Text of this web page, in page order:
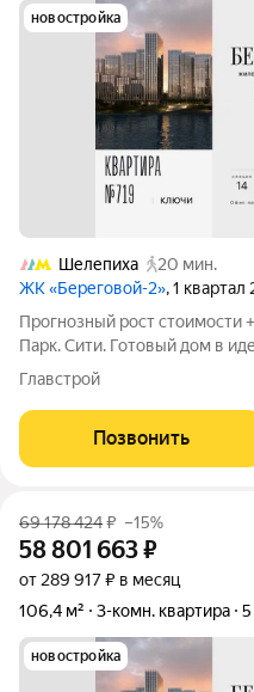
новостройка
Шелепиха
20 мин.
ЖК «Береговой-2», 1 квартал
Прогнозный рост стоимости
Парк. Сити. Готовый дом в
комнатная квартира на 10-м
и видом на закрытый
курорт в центре столицы.
Главстрой
Позвонить
69 178 424₽ –15%
58 801 663₽
от 289 917 ₽ в месяц
106,4 м²
3-комн. квартира 5
новостройка